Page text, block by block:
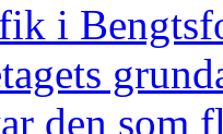
i
den som